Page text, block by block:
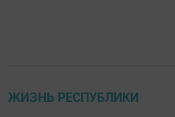
ЖИЗНЬ РЕСПУБЛИКИ